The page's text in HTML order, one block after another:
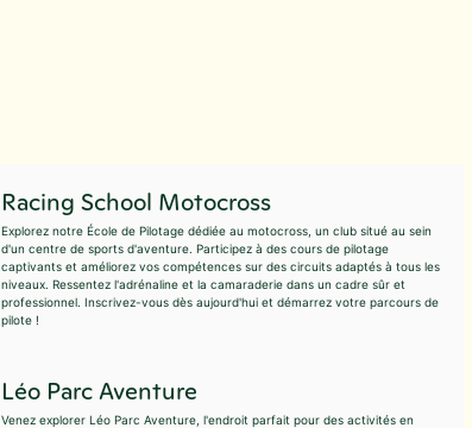
Racing School Motocross
Explorez notre École de Pilotage dédiée au motocross, un club situé au sein
d'un centre de sports d'aventure. Participez à des cours de pilotage
captivants et améliorez vos compétences sur des circuits adaptés à tous les
niveaux. Ressentez l'adrénaline et la camaraderie dans un cadre sûr et
professionnel. Inscrivez-vous dès aujourd'hui et démarrez votre parcours de
pilote !
Léo Parc Aventure
Venez explorer Léo Parc Aventure, l'endroit parfait pour des activités en